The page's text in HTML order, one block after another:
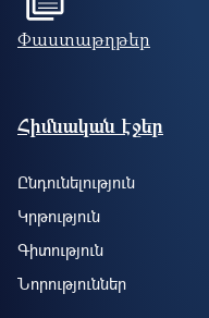
Փաստաթղթեր
Footer site information
Հիմնական էջեր
Ընդունելություն
Կրթություն
Գիտություն
Նորություններ